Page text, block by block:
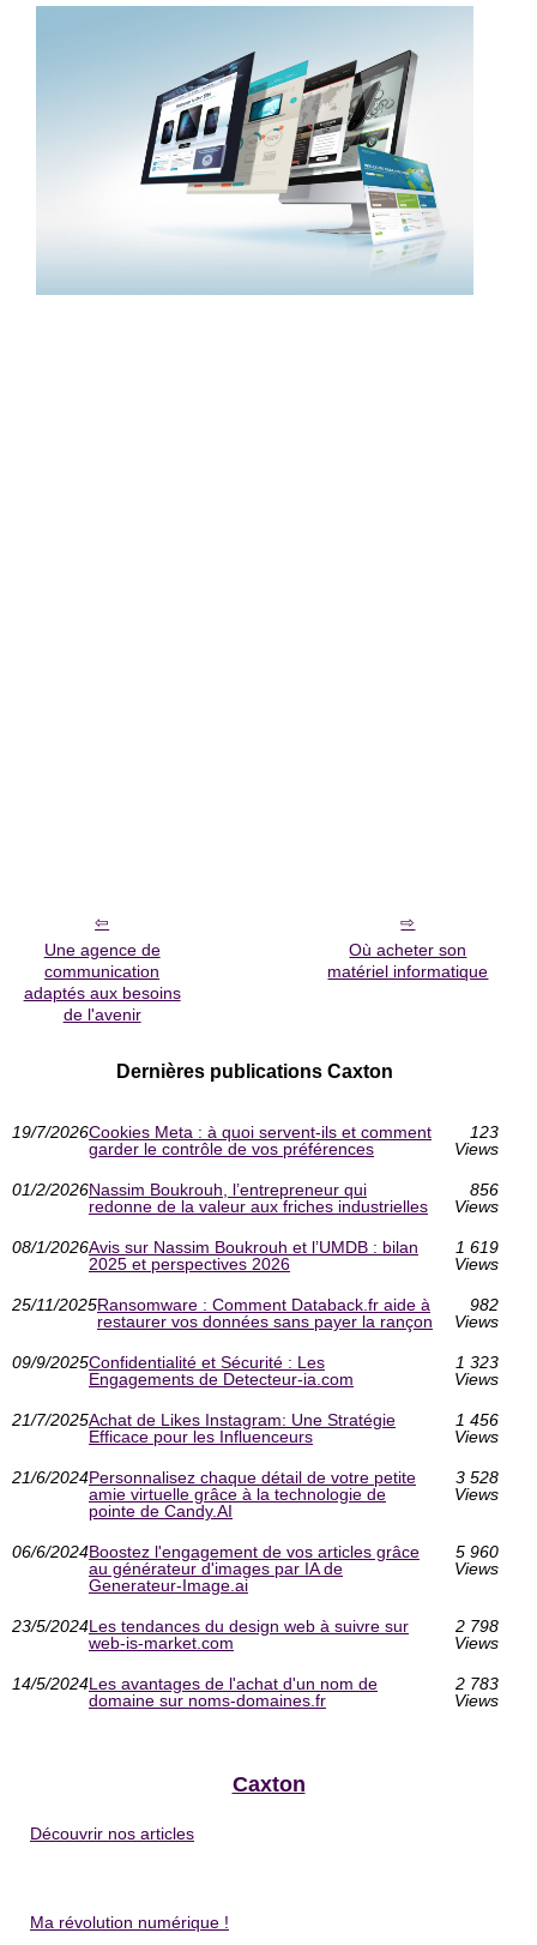
Une agence de
communication
adaptés aux besoins
de l'avenir
Où acheter son
matériel informatique
Dernières publications Caxton
19/7/2026Cookies Meta : à quoi servent-ils et comment
garder le contrôle de vos préférences
123
Views
01/2/2026Nassim Boukrouh, l’entrepreneur qui
redonne de la valeur aux friches industrielles
856
Views
08/1/2026Avis sur Nassim Boukrouh et l’UMDB : bilan
2025 et perspectives 2026
1 619
Views
25/11/2025Ransomware : Comment Databack.fr aide à
restaurer vos données sans payer la rançon
982
Views
09/9/2025Confidentialité et Sécurité : Les
Engagements de Detecteur-ia.com
1 323
Views
21/7/2025Achat de Likes Instagram: Une Stratégie
Efficace pour les Influenceurs
1 456
Views
21/6/2024Personnalisez chaque détail de votre petite
amie virtuelle grâce à la technologie de
pointe de Candy.AI
3 528
Views
06/6/2024Boostez l'engagement de vos articles grâce
au générateur d'images par IA de
Generateur-Image.ai
5 960
Views
23/5/2024Les tendances du design web à suivre sur
web-is-market.com
2 798
Views
14/5/2024Les avantages de l'achat d'un nom de
domaine sur noms-domaines.fr
2 783
Views
Caxton
Découvrir nos articles
Ma révolution numérique !